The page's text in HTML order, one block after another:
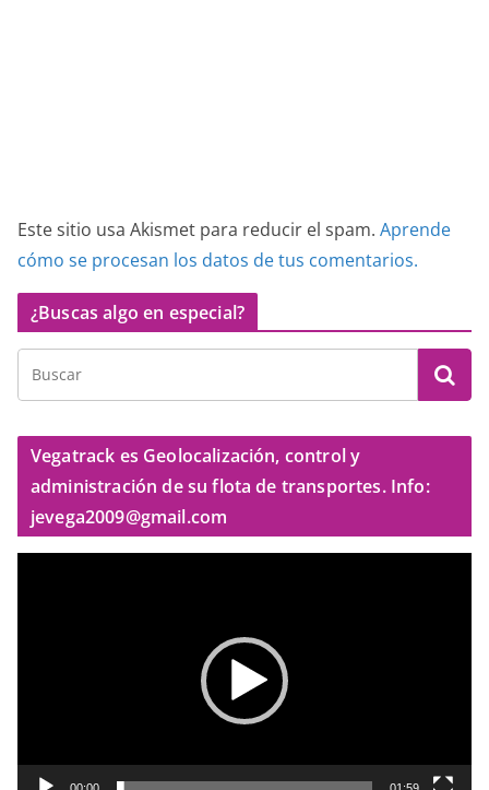
Este sitio usa Akismet para reducir el spam. Aprende
cómo se procesan los datos de tus comentarios.
¿Buscas algo en especial?
Vegatrack es Geolocalización, control y
administración de su flota de transportes. Info:
jevega2009@gmail.com